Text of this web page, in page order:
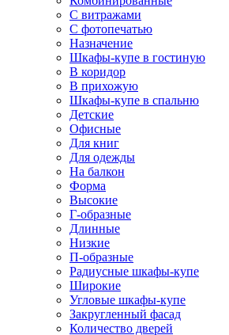
С витражами
С фотопечатью
Назначение
Шкафы-купе в гостиную
В коридор
В прихожую
Шкафы-купе в спальню
Детские
Офисные
Для книг
Для одежды
На балкон
Форма
Высокие
Г-образные
Длинные
Низкие
П-образные
Радиусные шкафы-купе
Широкие
Угловые шкафы-купе
Закругленный фасад
Количество дверей